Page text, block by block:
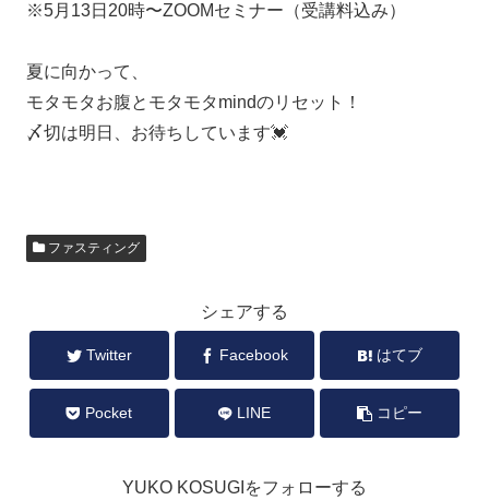
※5月13日20時〜ZOOMセミナー（受講料込み）
夏に向かって、
モタモタお腹とモタモタmindのリセット！
〆切は明日、お待ちしています💓
ファスティング
シェアする
Twitter Facebook はてブ
Pocket LINE コピー
YUKO KOSUGIをフォローする